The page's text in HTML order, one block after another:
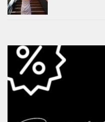
Ikonická
Prague se
zahájení
pražské